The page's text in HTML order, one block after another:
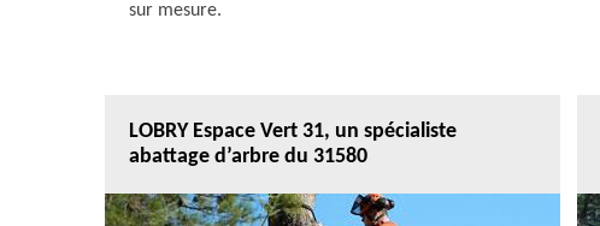
sur mesure.
LOBRY Espace Vert 31, un spécialiste
abattage d’arbre du 31580